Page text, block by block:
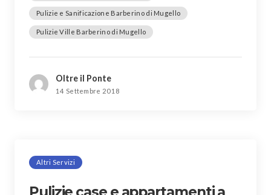
Pulizie e Sanificazione Barberino di Mugello
Pulizie Ville Barberino di Mugello
Oltre il Ponte
14 Settembre 2018
Altri Servizi